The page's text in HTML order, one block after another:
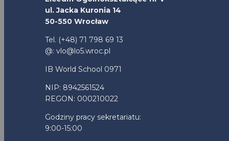
ul. Jacka Kuronia 14
50-550 Wrocław
Tel. (+48) 71 798 69 13
@: vlo@lo5.wroc.pl
IB World School 0971
NIP: 8942561524
REGON: 000210022
Godziny pracy sekretariatu:
9:00-15:00